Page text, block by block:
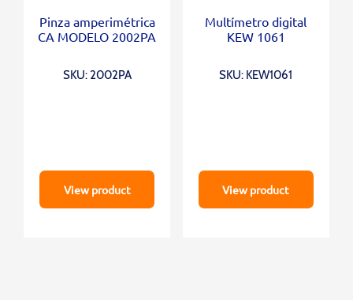
Pinza amperimétrica
CA MODELO 2002PA
SKU: 2002PA
View product
Multímetro digital
KEW 1061
SKU: KEW1061
View product